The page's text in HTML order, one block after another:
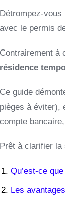
Détrompez-
avec le permis
Contrairement à
résidence
Ce guide
pièges à éviter),
compte
Prêt à clarifier
Qu’est-ce
Les